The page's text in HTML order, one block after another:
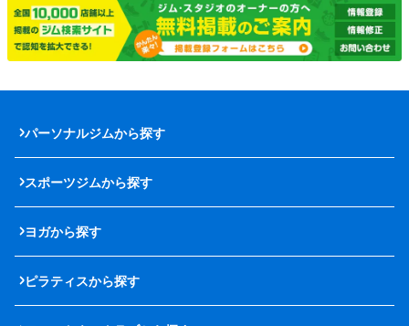
パーソナルジムから探す
スポーツジムから探す
ヨガから探す
ピラティスから探す